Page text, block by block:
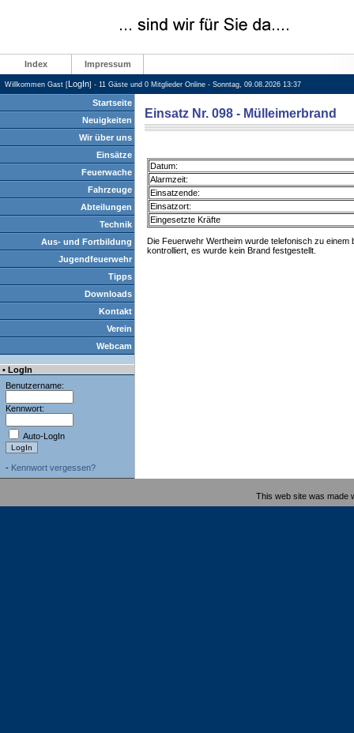
Index Impressum
Willkommen Gast [LogIn] - 11 Gäste und 0 Mitglieder Online - Sonntag, 09.08.2026 13:37
Startseite
Neuigkeiten
Wir über uns
Einsätze
Feuerwache
Fahrzeuge
Abteilungen
Technik
Aus- und Fortbildung
Jugendfeuerwehr
Tipps
Downloads
Kontakt
Verein
Webcam
• LogIn
Benutzername:
Kennwort:
Auto-LogIn
- Kennwort vergessen?
Einsatz Nr. 098 - Mülleimerbrand
Datum:
Alarmzeit:
Einsatzende:
Einsatzort:
Eingesetzte Kräfte
Die Feuerwehr Wertheim wurde telefonisch zu einem
kontrolliert, es wurde kein Brand festgestellt.
This web site was made